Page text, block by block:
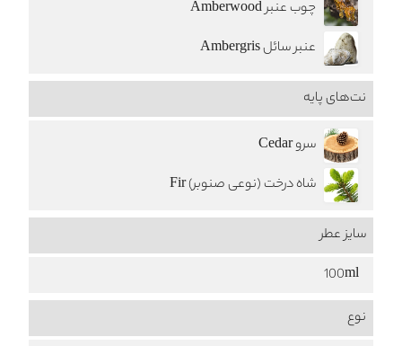
چوب عنبر Amberwood
عنبر سائل Ambergris
نت‌های پایه
سرو Cedar
شاه درخت (نوعی صنوبر) Fir
سایز عطر
100ml
نوع